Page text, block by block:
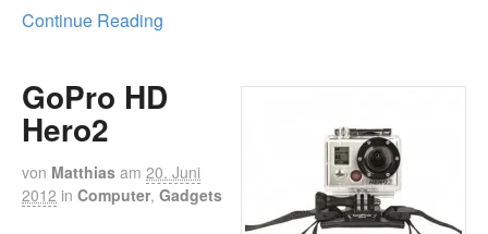
Continue Reading
GoPro HD
Hero2
von Matthias am 20. Juni
2012 in Computer, Gadgets